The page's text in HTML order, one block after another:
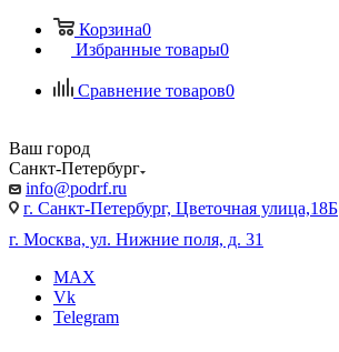
Корзина0
Избранные товары0
Сравнение товаров0
Ваш город
Санкт-Петербург
info@podrf.ru
г. Санкт-Петербург, Цветочная улица,18Б
г. Москва, ул. Нижние поля, д. 31
MAX
Vk
Telegram